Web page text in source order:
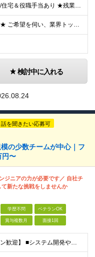
★通勤＆就業＆地域/住宅＆役職手当あり ★残業代は全額支給 ★選べる給与制度あり！ ★東京・神奈川・千葉・埼玉勤務の場合 月給23.5万円～55万円＋諸手当 （残業代は全額支給） (20,000円の
★リモート実績あり★ ご希望を伺い、業界トップクラス約7,000件の取引事業所数、90,000件以上のプロジェクトから検討をいたします。 全国の取引先での就業となります（沖縄を除く） ※勤務地
検討中に入れる
話を聞きたい応募可
の少数チームが中心｜フ
円〜
ジニアの力が必要です／ 自社チ
て新たな挑戦をしませんか
学歴不問 ベテランOK
賞与複数月 面接1回
【年齢不問・ベテラン歓迎】 ■システム開発やインフラの実務経験をお持ちの方（言語・工程・年数不問） ■学歴不問 ≪こんな方はぜひご応募ください≫ □SE経験を積んだがリーダー・PLのポジションがない